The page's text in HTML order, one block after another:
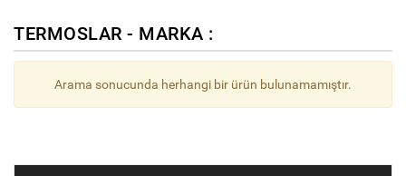
TERMOSLAR - MARKA :
Arama sonucunda herhangi bir ürün bulunamamıştır.